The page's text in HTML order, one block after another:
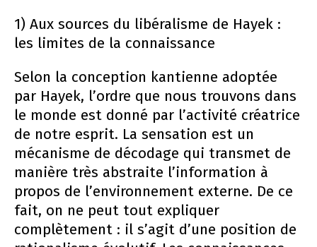
1) Aux sources du libéralisme de Hayek :
les limites de la connaissance
Selon la conception kantienne adoptée
par Hayek, l’ordre que nous trouvons dans
le monde est donné par l’activité créatrice
de notre esprit. La sensation est un
mécanisme de décodage qui transmet de
manière très abstraite l’information à
propos de l’environnement externe. De ce
fait, on ne peut tout expliquer
complètement : il s’agit d’une position de